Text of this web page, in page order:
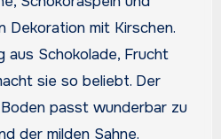
Dekoration mit Kirschen.
aus Schokolade, Frucht
sie so beliebt. Der
passt wunderbar zu
der milden Sahne.